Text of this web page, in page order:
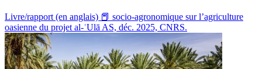
Livre/rapport (en anglais) 📕 socio-agronomique sur l’agriculture
oasienne du projet al-ʿUlā AS, déc. 2025, CNRS.